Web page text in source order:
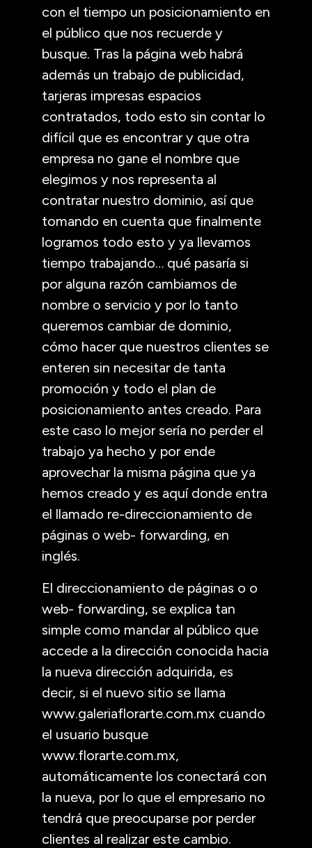
con el tiempo un posicionamiento en
el público que nos recuerde y
busque. Tras la página web habrá
además un trabajo de publicidad,
tarjeras impresas espacios
contratados, todo esto sin contar lo
difícil que es encontrar y que otra
empresa no gane el nombre que
elegimos y nos representa al
contratar nuestro dominio, así que
tomando en cuenta que finalmente
logramos todo esto y ya llevamos
tiempo trabajando… qué pasaría si
por alguna razón cambiamos de
nombre o servicio y por lo tanto
queremos cambiar de dominio,
cómo hacer que nuestros clientes se
enteren sin necesitar de tanta
promoción y todo el plan de
posicionamiento antes creado. Para
este caso lo mejor sería no perder el
trabajo ya hecho y por ende
aprovechar la misma página que ya
hemos creado y es aquí donde entra
el llamado re-direccionamiento de
páginas o web- forwarding, en
inglés.
El direccionamiento de páginas o o
web- forwarding, se explica tan
simple como mandar al público que
accede a la dirección conocida hacia
la nueva dirección adquirida, es
decir, si el nuevo sitio se llama
www.galeriaflorarte.com.mx cuando
el usuario busque
www.florarte.com.mx,
automáticamente los conectará con
la nueva, por lo que el empresario no
tendrá que preocuparse por perder
clientes al realizar este cambio.